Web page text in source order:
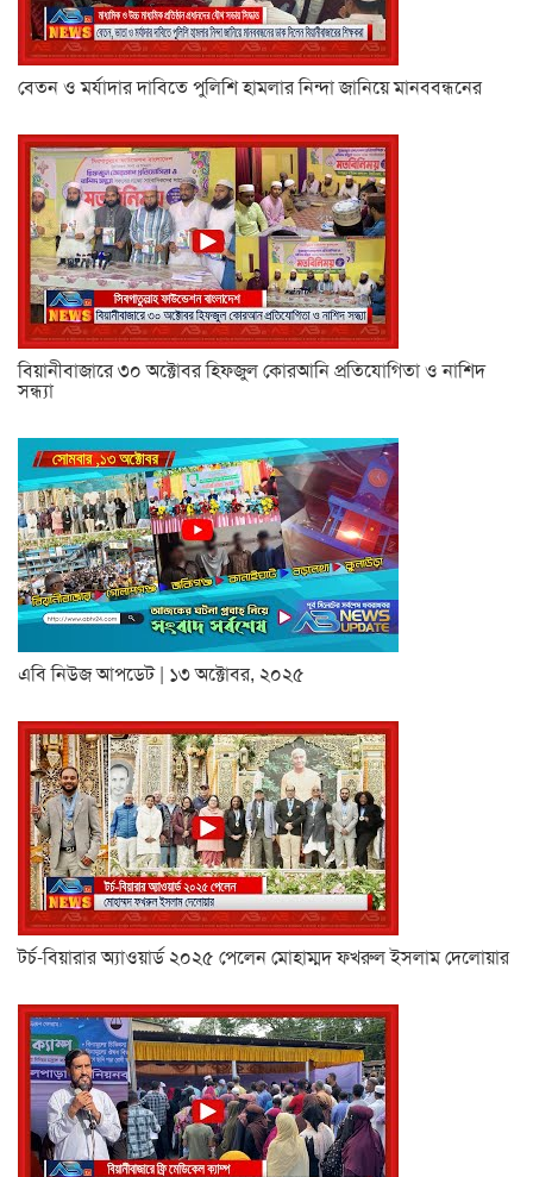
বেতন ও মর্যাদার দাবিতে পুলিশি হামলার নিন্দা জানিয়ে মানববন্ধনের
বিয়ানীবাজারে ৩০ অক্টোবর হিফজুল কোরআনি প্রতিযোগিতা ও নাশিদ
সন্ধ্যা
এবি নিউজ আপডেট | ১৩ অক্টোবর, ২০২৫
টর্চ-বিয়ারার অ্যাওয়ার্ড ২০২৫ পেলেন মোহাম্মদ ফখরুল ইসলাম দেলোয়ার